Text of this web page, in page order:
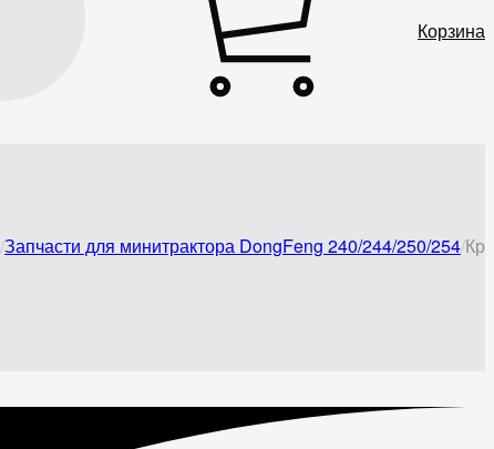
Корзина
Запчасти для минитрактора DongFeng 240/244/250/254